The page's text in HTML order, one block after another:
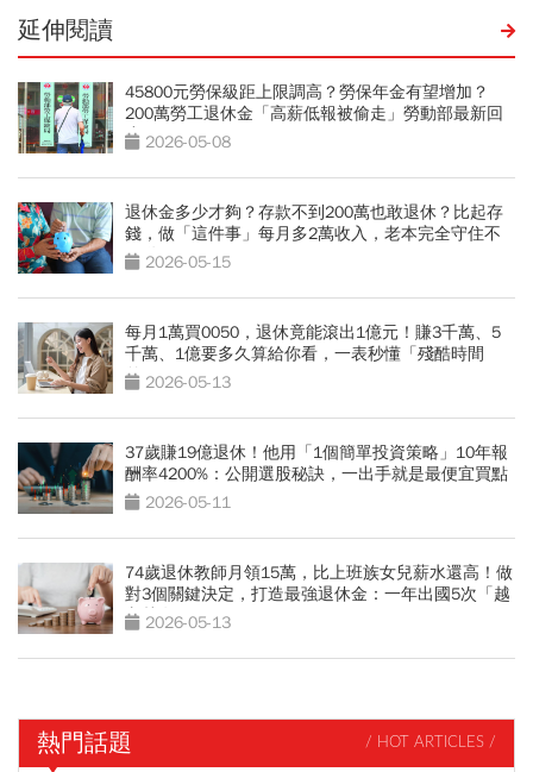
延伸閱讀
45800元勞保級距上限調高？勞保年金有望增加？
200萬勞工退休金「高薪低報被偷走」勞動部最新回
應 2026-05-08
退休金多少才夠？存款不到200萬也敢退休？比起存
錢，做「這件事」每月多2萬收入，老本完全守住不
用動2026-05-15
每月1萬買0050，退休竟能滾出1億元！賺3千萬、5
千萬、1億要多久算給你看，一表秒懂「殘酷時間
差」2026-05-13
37歲賺19億退休！他用「1個簡單投資策略」10年報
酬率4200%：公開選股秘訣，一出手就是最便宜買點
2026-05-11
74歲退休教師月領15萬，比上班族女兒薪水還高！做
對3個關鍵決定，打造最強退休金：一年出國5次「越
老越有錢」
2026-05-13
熱門話題 / HOT ARTICLES /